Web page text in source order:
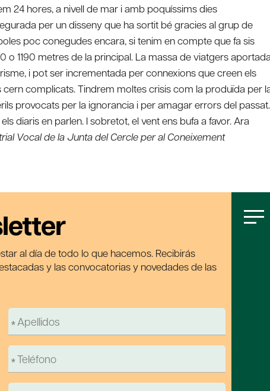
24 hores, a nivell de mar i amb poquíssims dies
per un disseny que ha sortit bé gracies al grup de
poc conegudes encara, si tenim en compte que fa sis
o 1190 metres de la principal. La massa de viatgers aportada
i pot ser incrementada per connexions que creen els
complicats. Tindrem moltes crisis com la produïda per
provocats per la ignorancia i per amagar errors del passat.
diaris en parlen. I sobretot, el vent ens bufa a favor. Ara
Vocal de la Junta del Cercle per al Coneixement
al día de todo lo que hacemos. Recibirás
y las convocatorias y novedades de las